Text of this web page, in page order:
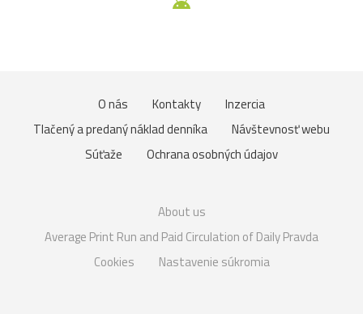
O nás Kontakty
Inzercia
Tlačený a predaný náklad denníka
Návštevnosť webu
Súťaže
Ochrana osobných údajov
About us
Average Print Run and Paid Circulation of Daily Pravda
Cookies
Nastavenie súkromia